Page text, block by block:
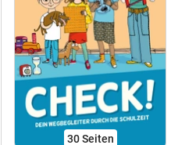
30Seiten